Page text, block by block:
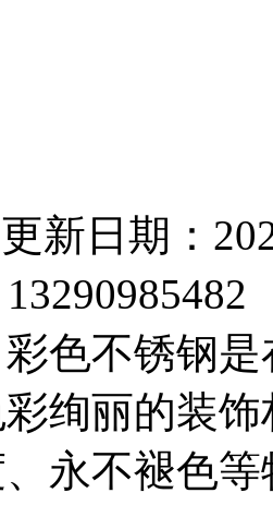
更新日期：
色不锈钢
绚丽的装
永不褪色